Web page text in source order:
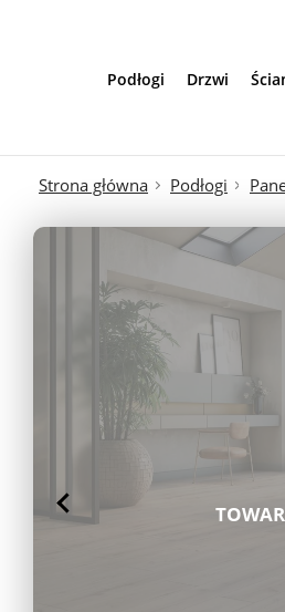
Podłogi Drzwi
Strona główna Podłogi